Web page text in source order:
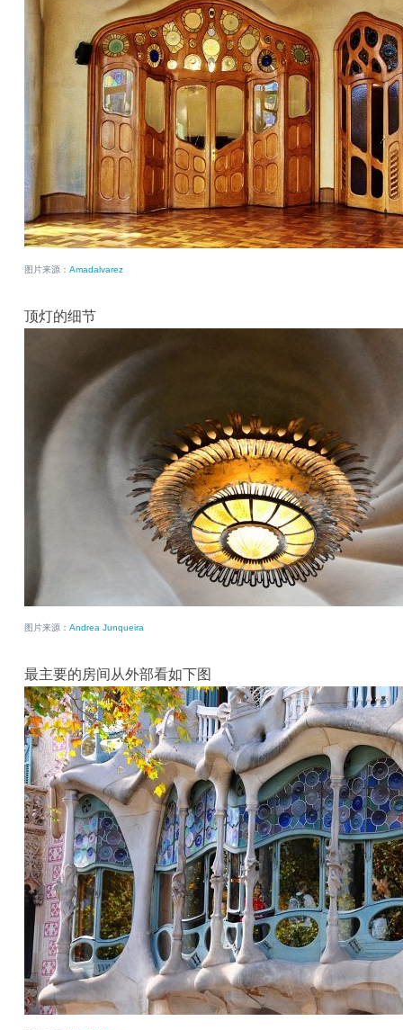
图片来源： Amadalvarez
顶灯的细节
图片来源： Andrea Junqueira
最主要的房间从外部看如下图